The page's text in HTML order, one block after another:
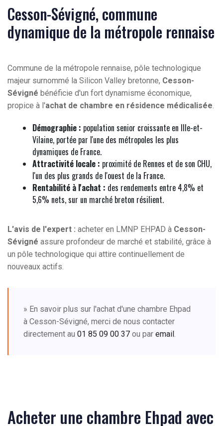
Cesson-Sévigné, commune
dynamique de la métropole rennaise
Commune de la métropole rennaise, pôle technologique
majeur surnommé la Silicon Valley bretonne, Cesson-
Sévigné bénéficie d'un fort dynamisme économique,
propice à l'achat de chambre en résidence médicalisée
Démographie : population senior croissante en Ille-et-
Vilaine, portée par l'une des métropoles les plus
dynamiques de France.
Attractivité locale : proximité de Rennes et de son CHU,
l'un des plus grands de l'ouest de la France.
Rentabilité à l'achat : des rendements entre 4,8% et
5,6% nets, sur un marché breton résilient.
L'avis de l'expert : acheter en LMNP EHPAD à Cesson-
Sévigné assure profondeur de marché et stabilité, grâce à
un pôle technologique qui attire continuellement de
nouveaux actifs.
» En savoir plus sur l'achat d'une chambre Ehpad
à Cesson-Sévigné, merci de nous contacter
directement au 01 85 09 00 37 ou par email
Acheter une chambre Ehpad avec